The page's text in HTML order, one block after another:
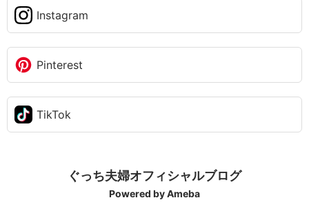
Instagram
Pinterest
TikTok
ぐっち夫婦オフィシャルブログ
Powered by Ameba